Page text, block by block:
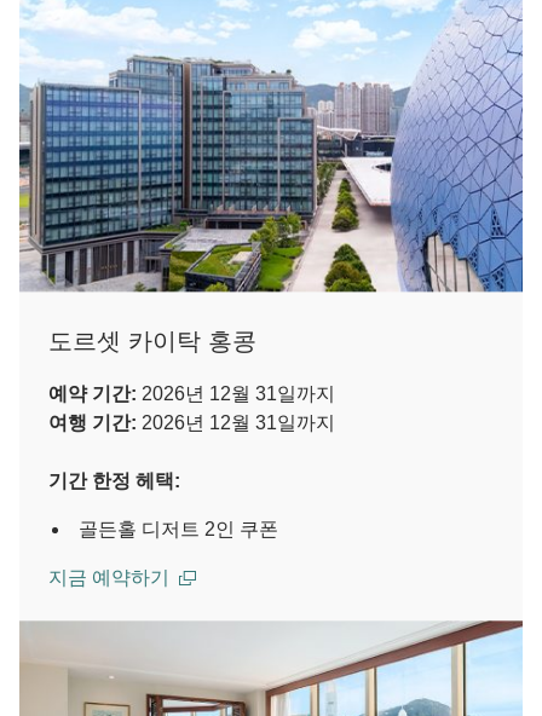
도르셋 카이탁 홍콩
예약 기간: 2026년 12월 31일까지
여행 기간: 2026년 12월 31일까지
기간 한정 헤택:
골든홀 디저트 2인 쿠폰
지금 예약하기